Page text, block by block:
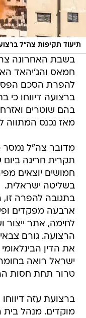
תיעוד תקיפות צה"ל
בשבת האחרונה
חמאס והג'יהאד
להפרת הסכם
בהם שוטרים
מאז נכנס המתווה
מדובר צה"ל נמסר
תקרית חריגה ביום
חמושים יוצאים
בשליטה ישראלית.
בתגובה להפרה זו,
ארבעה מפקדים
לחימה, אתר ייצור
הרצועה. גורם
את הדין
ישראל רואה
טרור תחת חסות
ברצועת עזה
מוקדים. מנהל בית